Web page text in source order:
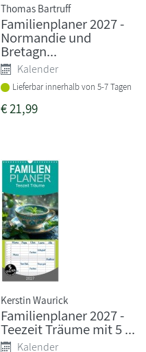
Thomas Bartruff
Familienplaner 2027 -
Normandie und
Bretagn...
Kalender
Lieferbar innerhalb von 5-7 Tagen
€21,99
Kerstin Waurick
Familienplaner 2027 -
Teezeit Träume mit 5 ...
Kalender